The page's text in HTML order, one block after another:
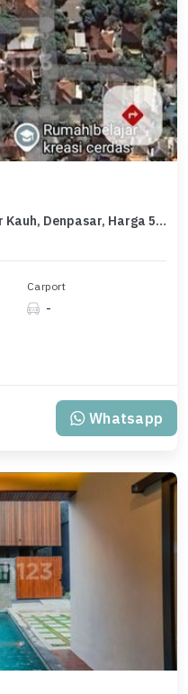
Kavling Prestisius Dijual di Sanur Kauh, Denpasar, Harga 5,5 Miliar
Carport
-
Whatsapp